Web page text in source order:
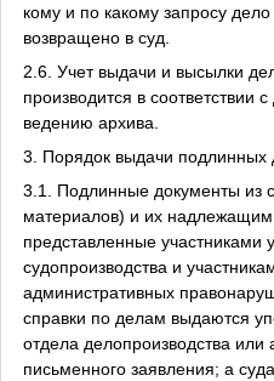
кому и по какому запросу
возвращено в суд.
2.6. Учет выдачи и высылки
производится в
ведению архива.
3. Порядок выдачи подлинных
3.1. Подлинные документы из
материалов) и их надлежащим
представленные участниками
судопроизводства и
административных
справки по делам выдаются
отдела делопроизводства или
письменного заявления; а